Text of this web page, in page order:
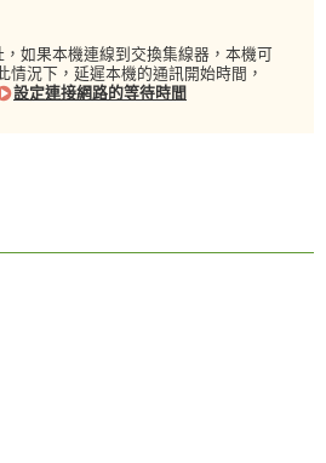
如果本機連線到交換集線器，本機可
情況下，延遲本機的通訊開始時間，
設定連接網路的等待時間